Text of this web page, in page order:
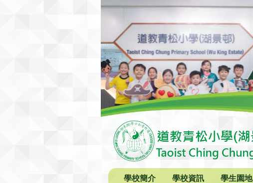
學校簡介 學校資訊 學生園地